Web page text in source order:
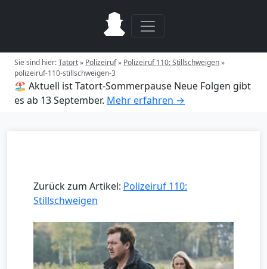
Sie sind hier:Tatort» Polizeiruf» Polizeiruf 110: Stillschweigen»
polizeiruf-110-stillschweigen-3
🏖️ Aktuell ist Tatort-Sommerpause Neue Folgen gibt
es ab 13 September. Mehr erfahren →
Zurück zum Artikel: Polizeiruf 110:
Stillschweigen